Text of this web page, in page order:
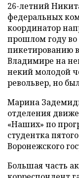
26-летний
федеральных
координатор
прошлом году
пикетированию
Владимире на
некий молодой
револьвер, но
Марина
отделения
«Наших» по
студентка
Воронежского
Большая часть